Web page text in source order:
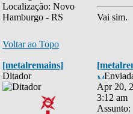
Localização: Novo
Hamburgo - RS
Vai sim.
Voltar ao Topo
[metalremains]
Ditador
Apr 20,
3:12 am
Assunto: